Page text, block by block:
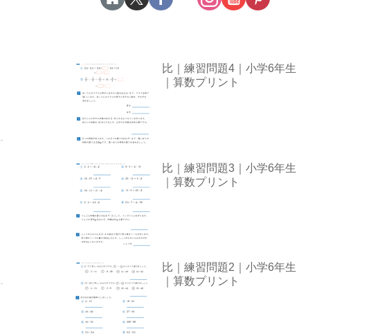
比｜練習問題4｜小学6年生
｜算数プリント
比｜練習問題3｜小学6年生
｜算数プリント
比｜練習問題2｜小学6年生
｜算数プリント